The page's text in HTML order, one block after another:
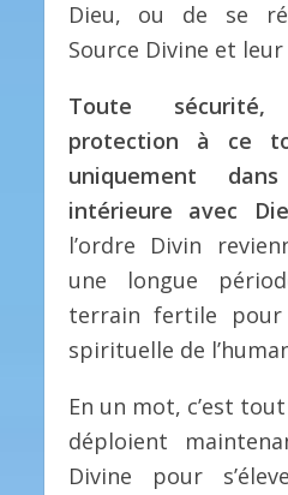
Dieu, ou de se
Source Divine et
Toute
protection à ce
uniquement
intérieure avec
l’ordre Divin
une longue
terrain fertile pour
spirituelle de
En un mot, c’est
déploient
Divine pour